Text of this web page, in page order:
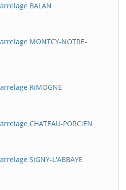
BALAN
MONTCY-NOTRE-
RiMOGNE
CHATEAU-PORCiEN
SiGNY-L'ABBAYE